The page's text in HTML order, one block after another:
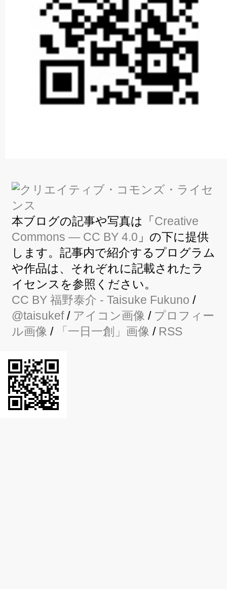
本ブログの記事や写真は「 Creative
Commons — CC BY 4.0 」の下に提供
します。記事内で紹介するプログラム
や作品は、それぞれに記載されたラ
イセンスを参照ください。
CC BY 福野泰介 - Taisuke Fukuno /
@taisukef/ アイコン画像 / プロフィー
ル画像 / 「一日一創」画像 / RSS